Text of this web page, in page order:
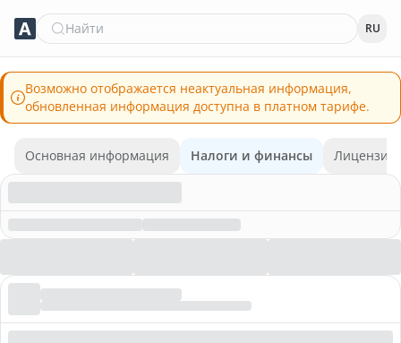
Найти RU
Возможно отображается неактуальная информация,
обновленная информация доступна в платном тарифе.
Основная информация Налоги и финансы Лицензии